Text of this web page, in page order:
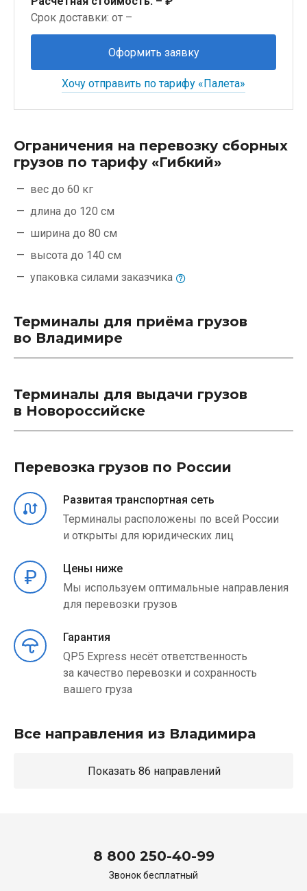
Срок доставки: от –
Оформить заявку
Хочу отправить по тарифу «Палета»
Ограничения на перевозку сборных
грузов по тарифу «Гибкий»
вес до 60 кг
длина до 120 см
ширина до 80 см
высота до 140 см
упаковка силами заказчика
Терминалы для приёма грузов
во Владимире
Терминалы для выдачи грузов
в Новороссийске
Перевозка грузов по России
Развитая транспортная сеть
Терминалы расположены по всей России
и открыты для юридических лиц
Цены ниже
Мы используем оптимальные направления
для перевозки грузов
Гарантия
QP5 Express несёт ответственность
за качество перевозки и сохранность
вашего груза
Все направления из Владимира
Показать 86 направлений
8 800 250-40-99
Звонок бесплатный